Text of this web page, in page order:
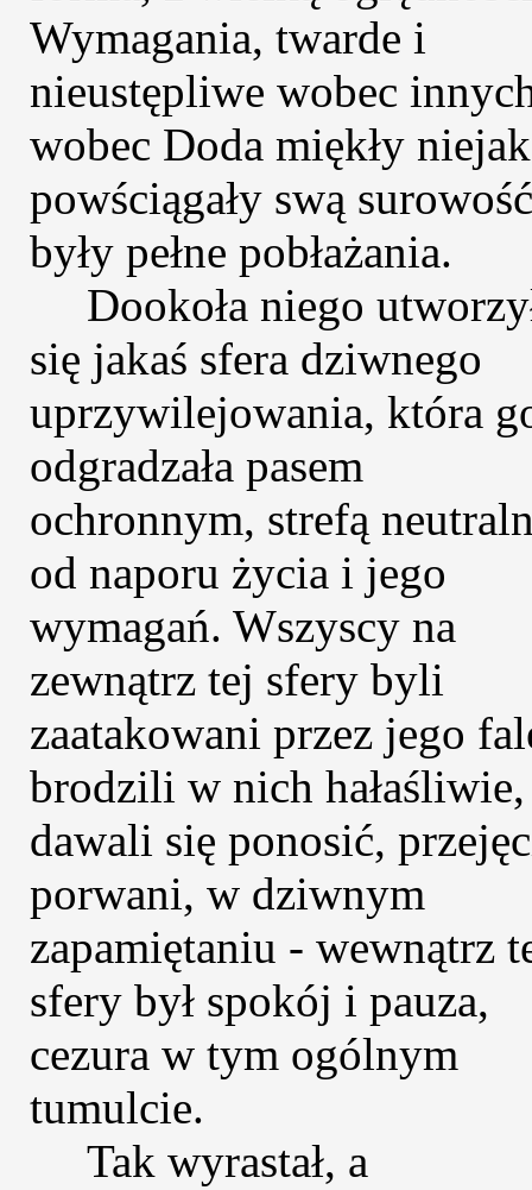
Wymagania, twarde i
nieustępliwe wobec
wobec Doda miękły
powściągały swą
były pełne pobłażania.
Dookoła niego
się jakaś sfera dziwnego
uprzywilejowania, która
odgradzała pasem
ochronnym, strefą
od naporu życia i jego
wymagań. Wszyscy na
zewnątrz tej sfery byli
zaatakowani przez jego
brodzili w nich hałaśliwie,
dawali się ponosić,
porwani, w dziwnym
zapamiętaniu - wewnątrz
sfery był spokój i pauza,
cezura w tym ogólnym
tumulcie.
Tak wyrastał, a